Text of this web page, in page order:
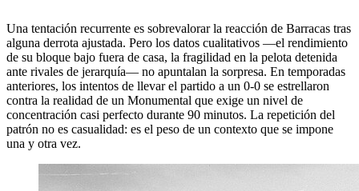
Una tentación recurrente es sobrevalorar la reacción de Barracas tras
alguna derrota ajustada. Pero los datos cualitativos —el rendimiento
de su bloque bajo fuera de casa, la fragilidad en la pelota detenida
ante rivales de jerarquía— no apuntalan la sorpresa. En temporadas
anteriores, los intentos de llevar el partido a un 0-0 se estrellaron
contra la realidad de un Monumental que exige un nivel de
concentración casi perfecto durante 90 minutos. La repetición del
patrón no es casualidad: es el peso de un contexto que se impone
una y otra vez.